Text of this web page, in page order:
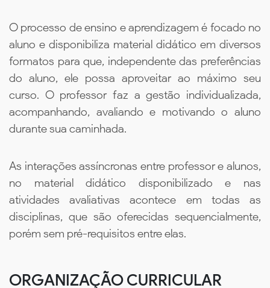
O processo de ensino e aprendizagem é focado no
aluno e disponibiliza material didático em diversos
formatos para que, independente das preferências
do aluno, ele possa aproveitar ao máximo seu
curso. O professor faz a gestão individualizada,
acompanhando, avaliando e motivando o aluno
durante sua caminhada.
As interações assíncronas entre professor e alunos,
no material didático disponibilizado e nas
atividades avaliativas acontece em todas as
disciplinas, que são oferecidas sequencialmente,
porém sem pré-requisitos entre elas.
ORGANIZAÇÃO CURRICULAR